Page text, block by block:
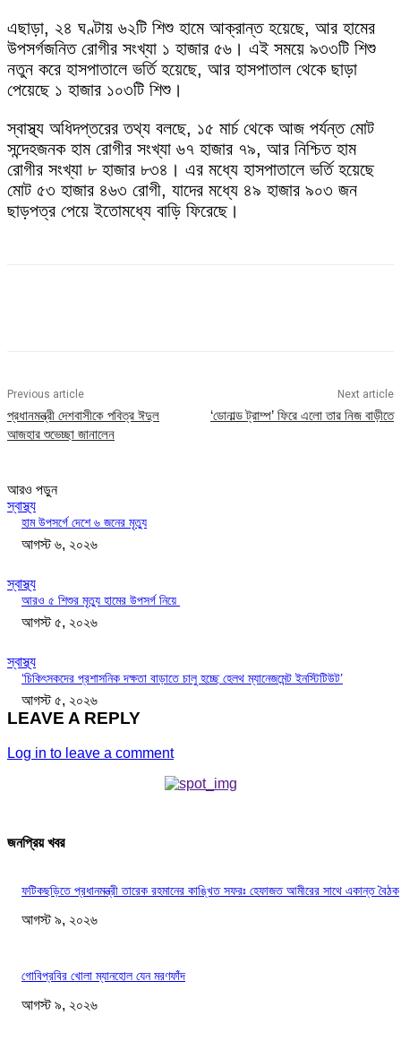
এছাড়া, ২৪ ঘণ্টায় ৬২টি শিশু হামে আক্রান্ত হয়েছে, আর হামের
উপসর্গজনিত রোগীর সংখ্যা ১ হাজার ৫৬। এই সময়ে ৯৩৩টি শিশু
নতুন করে হাসপাতালে ভর্তি হয়েছে, আর হাসপাতাল থেকে ছাড়া
পেয়েছে ১ হাজার ১০৩টি শিশু।
স্বাস্থ্য অধিদপ্তরের তথ্য বলছে, ১৫ মার্চ থেকে আজ পর্যন্ত মোট
সন্দেহজনক হাম রোগীর সংখ্যা ৬৭ হাজার ৭৯, আর নিশ্চিত হাম
রোগীর সংখ্যা ৮ হাজার ৮৩৪। এর মধ্যে হাসপাতালে ভর্তি হয়েছে
মোট ৫৩ হাজার ৪৬৩ রোগী, যাদের মধ্যে ৪৯ হাজার ৯০৩ জন
ছাড়পত্র পেয়ে ইতোমধ্যে বাড়ি ফিরেছে।
Previous article
প্রধানমন্ত্রী দেশবাসীকে পবিত্র ঈদুল
আজহার শুভেচ্ছা জানালেন
Next article
‘ডোনাল্ড ট্রাম্প’ ফিরে এলো তার নিজ বাড়ীতে
আরও পড়ুন
স্বাস্থ্য
হাম উপসর্গে দেশে ৬ জনের মৃত্যু
আগস্ট ৬, ২০২৬
স্বাস্থ্য
আরও ৫ শিশুর মৃত্যু হামের উপসর্গ নিয়ে
আগস্ট ৫, ২০২৬
স্বাস্থ্য
‘চিকিৎসকদের প্রশাসনিক দক্ষতা বাড়াতে চালু হচ্ছে হেলথ ম্যানেজমেন্ট ইনস্টিটিউট’
আগস্ট ৫, ২০২৬
LEAVE A REPLY
Log in to leave a comment
জনপ্রিয় খবর
ফটিকছড়িতে প্রধানমন্ত্রী তারেক রহমানের কাঙ্খিত সফরঃ হেফাজত আমীরের সাথে একান্ত বৈঠক
আগস্ট ৯, ২০২৬
গোবিপ্রবির খোলা ম্যানহোল যেন মরণফাঁদ
আগস্ট ৯, ২০২৬